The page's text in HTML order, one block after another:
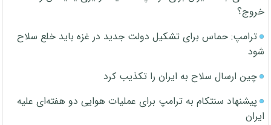
خروج؟
ترامپ: حماس برای تشکیل دولت جدید در غزه باید خلع سلاح
شود
چین ارسال سلاح به ایران را تکذیب کرد
پیشنهاد سنتکام به ترامپ برای عملیات هوایی دو هفته‌ای علیه
ایران